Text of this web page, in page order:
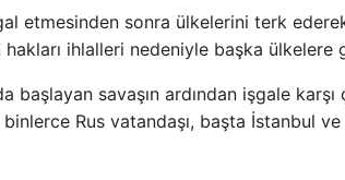
etmesinden sonra ülkelerini terk
ihlalleri nedeniyle başka ülkelere
başlayan savaşın ardından işgale
Rus vatandaşı, başta İstanbul